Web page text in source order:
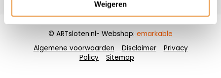
Weigeren
Algemene voorwaarden Disclaimer
Privacy
Policy
Sitemap
© ARTsloten.nl- Webshop: emarkable